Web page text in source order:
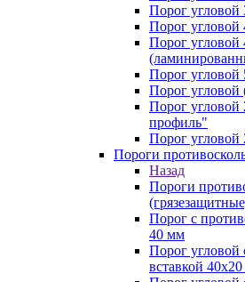
Порог угловой
Порог угловой
Порог угловой
Порог угловой
Порог
Порог
профиль"
Порог угловой
Пороги
Назад
Пороги
Порог с
40 мм
Порог угловой
вставкой